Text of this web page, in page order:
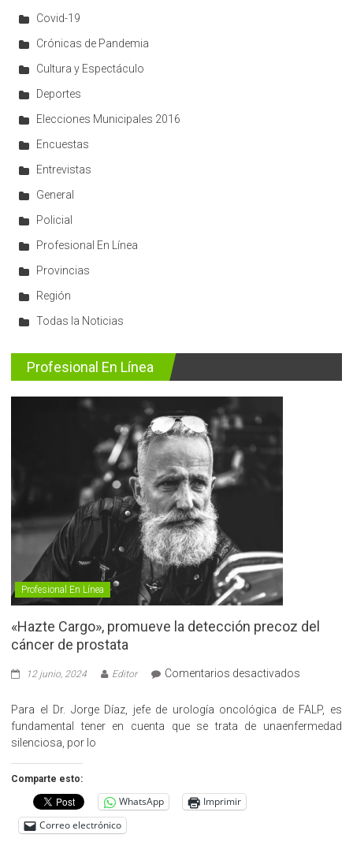
Covid-19
Crónicas de Pandemia
Cultura y Espectáculo
Deportes
Elecciones Municipales 2016
Encuestas
Entrevistas
General
Policial
Profesional En Línea
Provincias
Región
Todas la Noticias
Profesional En Línea
Profesional En Línea
«Hazte Cargo», promueve la detección precoz del
cáncer de prostata
12 junio, 2024 Editor Comentarios desactivados
Cargo»,
promueve
Para el Dr. Jorge Díaz, jefe de urología oncológica de FALP, es
fundamental tener en cuenta que se trata de unaenfermedad
silenciosa, por lo
Comparte esto:
WhatsApp
Imprimir
Correo electrónico